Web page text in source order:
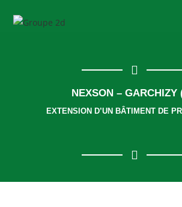
NEXSON – GARCHIZY
EXTENSION D’UN BÂTIMENT DE